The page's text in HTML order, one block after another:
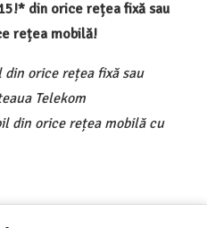
din orice rețea fixă sau
rețea mobilă!
orice rețea fixă sau
Telekom
din orice rețea mobilă cu